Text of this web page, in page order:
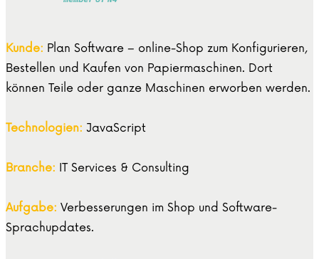
Kunde: Plan Software – online-Shop zum Konfigurieren,
Bestellen und Kaufen von Papiermaschinen. Dort
können Teile oder ganze Maschinen erworben werden.
Technologien: JavaScript
Branche: IT Services & Consulting
Aufgabe: Verbesserungen im Shop und Software-
Sprachupdates.